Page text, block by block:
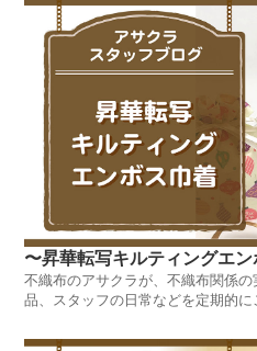
〜昇華転写キルティングエ
不織布のアサクラが、不織布関係
品、スタッフの日常などを定期的